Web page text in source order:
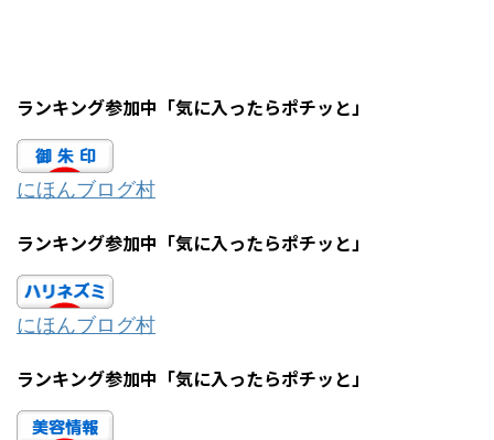
ランキング参加中「気に入ったらポチッと」
にほんブログ村
ランキング参加中「気に入ったらポチッと」
にほんブログ村
ランキング参加中「気に入ったらポチッと」